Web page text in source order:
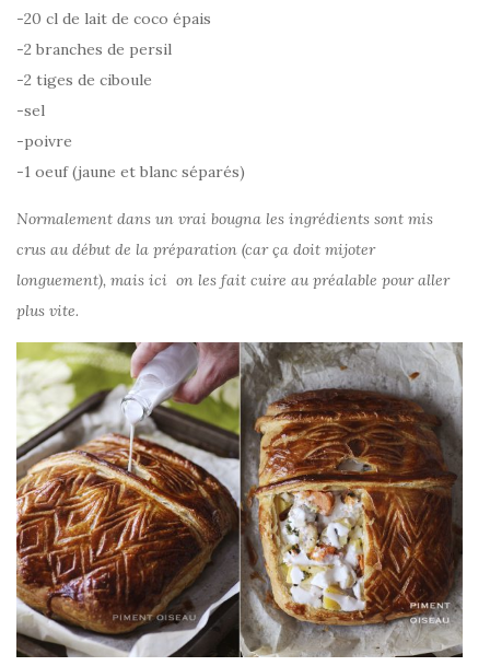
-20 cl de lait de coco épais
-2 branches de persil
-2 tiges de ciboule
-sel
-poivre
-1 oeuf (jaune et blanc séparés)
Normalement dans un vrai bougna les ingrédients sont mis
crus au début de la préparation (car ça doit mijoter
longuement), mais ici on les fait cuire au préalable pour aller
plus vite.